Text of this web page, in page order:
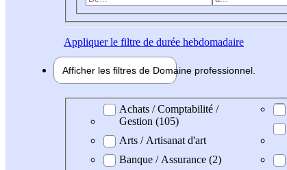
Appliquerle filtre de durée hebdomadaire
Afficher les filtres de Domaine professionnel
Domaine professionel
Achats / Comptabilité /
Gestion (105)
Arts / Artisanat d'art
Banque / Assurance (2)